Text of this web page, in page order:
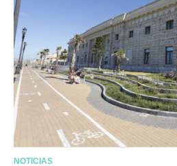
NOTICIAS